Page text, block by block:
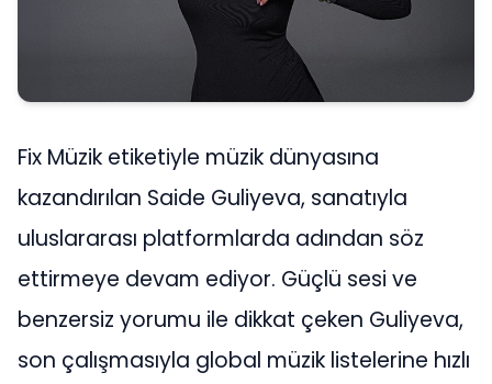
Fix Müzik etiketiyle müzik dünyasına
kazandırılan Saide Guliyeva, sanatıyla
uluslararası platformlarda adından söz
ettirmeye devam ediyor. Güçlü sesi ve
benzersiz yorumu ile dikkat çeken Guliyeva,
son çalışmasıyla global müzik listelerine hızlı